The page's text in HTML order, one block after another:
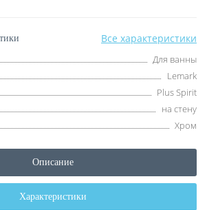
Все характеристики
Для ванны
Lemark
Plus Spirit
на стену
Хром
Описание
Характеристики